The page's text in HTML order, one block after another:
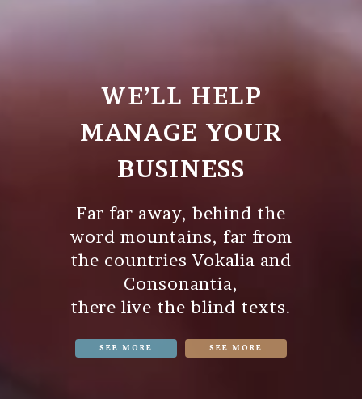
WE’LL HELP
MANAGE YOUR
BUSINESS
Far far away, behind the
word mountains, far from
the countries Vokalia and
Consonantia,
there live the blind texts.
SEE MORE SEE MORE